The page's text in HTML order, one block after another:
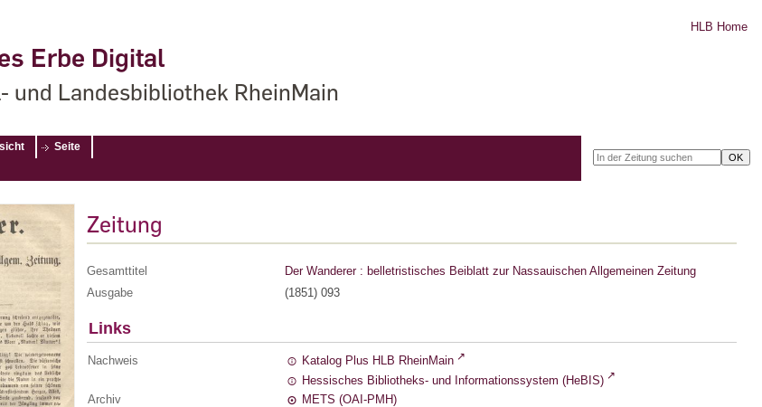
Erbe Digital
und Landesbibliothek RheinMain
HLB Home
Seite
Zeitung
Gesamttitel
Der Wanderer : belletristisches Beiblatt zur Nassauischen Allgemeinen Zeitung
Ausgabe
(1851) 093
Links
Nachweis
Katalog Plus HLB RheinMain
Hessisches Bibliotheks- und Informationssystem (HeBIS)
Archiv
METS (OAI-PMH)